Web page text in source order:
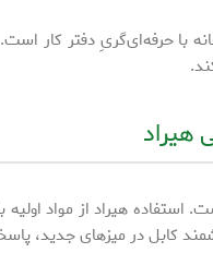
چیدمان ۲۰۳۰، ترکیب راحتیِ خانه
هیراد از مواد اولیه
کابل در میزهای جدید،